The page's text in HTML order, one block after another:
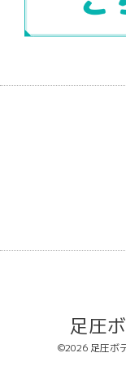
足圧
©2026 足圧ボ